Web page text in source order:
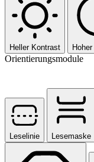
Heller Kontrast
Orientierungsmodule
Leselinie Lesemaske